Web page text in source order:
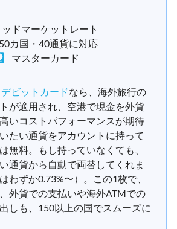
ッドマーケットレート
カ国・40通貨に対応
マスターカード
ビットカードなら、海外旅行の
が適用され、空港で現金を外貨
いコストパフォーマンスが期待
たい通貨をアカウントに持って
無料。もし持っていなくても、
通貨から自動で両替してくれま
わずか0.73%〜）。この1枚で、
外貨での支払いや海外ATMでの
しも、150以上の国でスムーズに